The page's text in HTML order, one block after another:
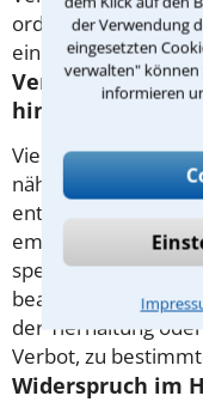
der Verwendung
eingesetzten
verwalten" können
informieren
ordentlich
eine erfolglose
Verstöße gegen
hinsehen!
Viele Verstöße
näherem Hinsehen
entsprechende
empfiehlt es sich
spezialisierten
beauftragen.
der Tierhaltung
Verbot, zu
Widerspruch im